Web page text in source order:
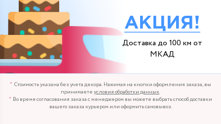
АКЦИЯ!
Доставка до 100 км от
МКАД
Стоимость указана без учета декора. Нажимая на кнопки оформления заказа, вы
принимаетеусловия обработки данных.
Во время согласования заказа с менеджером вы можете выбрать способ доставки
вашего заказа курьером или оформить самовывоз.